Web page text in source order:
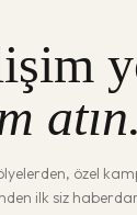
atın.
özel
ilk siz